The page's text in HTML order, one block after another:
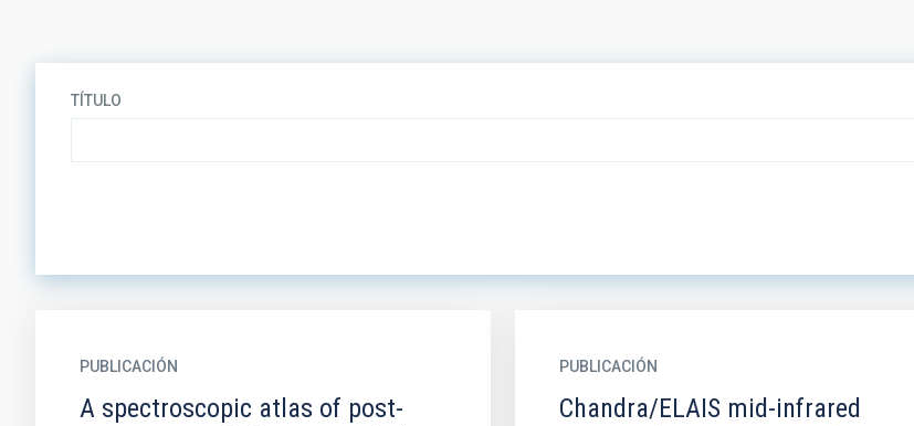
TÍTULO
PUBLICACIÓN
A spectroscopic atlas of post-
PUBLICACIÓN
Chandra/ELAIS mid-infrared